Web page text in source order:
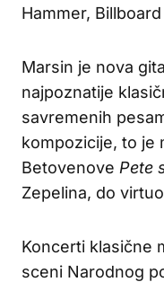
Hammer,
Marsin je nova
najpoznatije
savremenih
kompozicije, to je
Betovenove Pete
Zepelina, do
Koncerti klasične
sceni Narodnog